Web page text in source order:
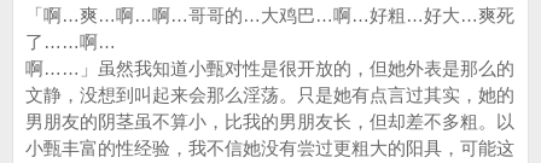
「啊…爽…啊…啊…哥哥的…大鸡巴…啊…好粗…好大…爽死
了……啊…
啊……」虽然我知道小甄对性是很开放的，但她外表是那么的
文静，没想到叫起来会那么淫荡。只是她有点言过其实，她的
男朋友的阴茎虽不算小，比我的男朋友长，但却差不多粗。以
小甄丰富的性经验，我不信她没有尝过更粗大的阳具，可能这